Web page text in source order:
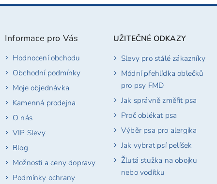
l
Z
Informace pro Vás
Hodnocení obchodu
Obchodní podmínky
Moje objednávka
Kamenná prodejna
O nás
VIP Slevy
Blog
Možnosti a ceny dopravy
Podmínky ochrany
UŽITEČNÉ ODKAZY
Slevy pro stálé zákazníky
Módní přehlídka oblečků
pro psy FMD
Jak správně změřit psa
Proč oblékat psa
Výběr psa pro alergika
Jak vybrat psí pelíšek
Žlutá stužka na obojku
nebo vodítku